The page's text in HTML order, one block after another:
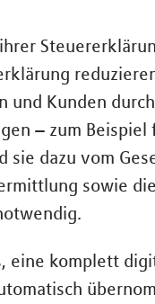
Kunden
– zum
sie dazu vom
sowie
komplett